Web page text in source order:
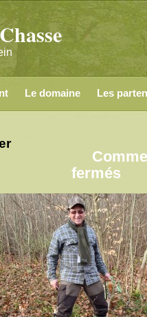
Le domaine Les
ferméssur
et